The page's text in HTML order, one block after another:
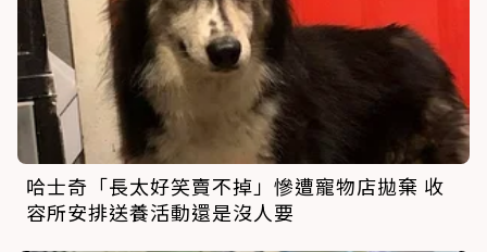
哈士奇「長太好笑賣不掉」慘遭寵物店拋棄 收
容所安排送養活動還是沒人要